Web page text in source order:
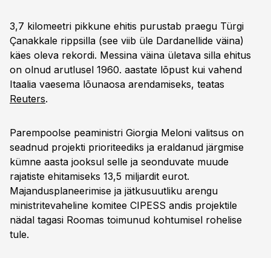
3,7 kilomeetri pikkune ehitis purustab praegu Türgi
Çanakkale rippsilla (see viib üle Dardanellide väina)
käes oleva rekordi. Messina väina ületava silla ehitus
on olnud arutlusel 1960. aastate lõpust kui vahend
Itaalia vaesema lõunaosa arendamiseks, teatas
Reuters.
Parempoolse peaministri Giorgia Meloni valitsus on
seadnud projekti prioriteediks ja eraldanud järgmise
kümne aasta jooksul selle ja seonduvate muude
rajatiste ehitamiseks 13,5 miljardit eurot.
Majandusplaneerimise ja jätkusuutliku arengu
ministritevaheline komitee CIPESS andis projektile
nädal tagasi Roomas toimunud kohtumisel rohelise
tule.